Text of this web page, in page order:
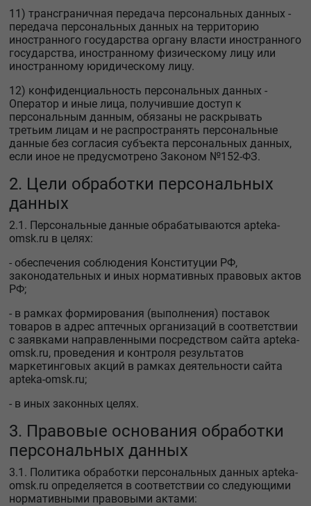
11) трансграничная передача персональных данных -
передача персональных данных на территорию
иностранного государства органу власти иностранного
государства, иностранному физическому лицу или
иностранному юридическому лицу.
12) конфиденциальность персональных данных -
Оператор и иные лица, получившие доступ к
персональным данным, обязаны не раскрывать
третьим лицам и не распространять персональные
данные без согласия субъекта персональных данных,
если иное не предусмотрено Законом №152-ФЗ.
2. Цели обработки персональных
данных
2.1. Персональные данные обрабатываются apteka-
omsk.ru в целях:
- обеспечения соблюдения Конституции РФ,
законодательных и иных нормативных правовых актов
РФ;
- в рамках формирования (выполнения) поставок
товаров в адрес аптечных организаций в соответствии
с заявками направленными посредством сайта apteka-
omsk.ru, проведения и контроля результатов
маркетинговых акций в рамках деятельности сайта
apteka-omsk.ru;
- в иных законных целях.
3. Правовые основания обработки
персональных данных
3.1. Политика обработки персональных данных apteka-
omsk.ru определяется в соответствии со следующими
нормативными правовыми актами: